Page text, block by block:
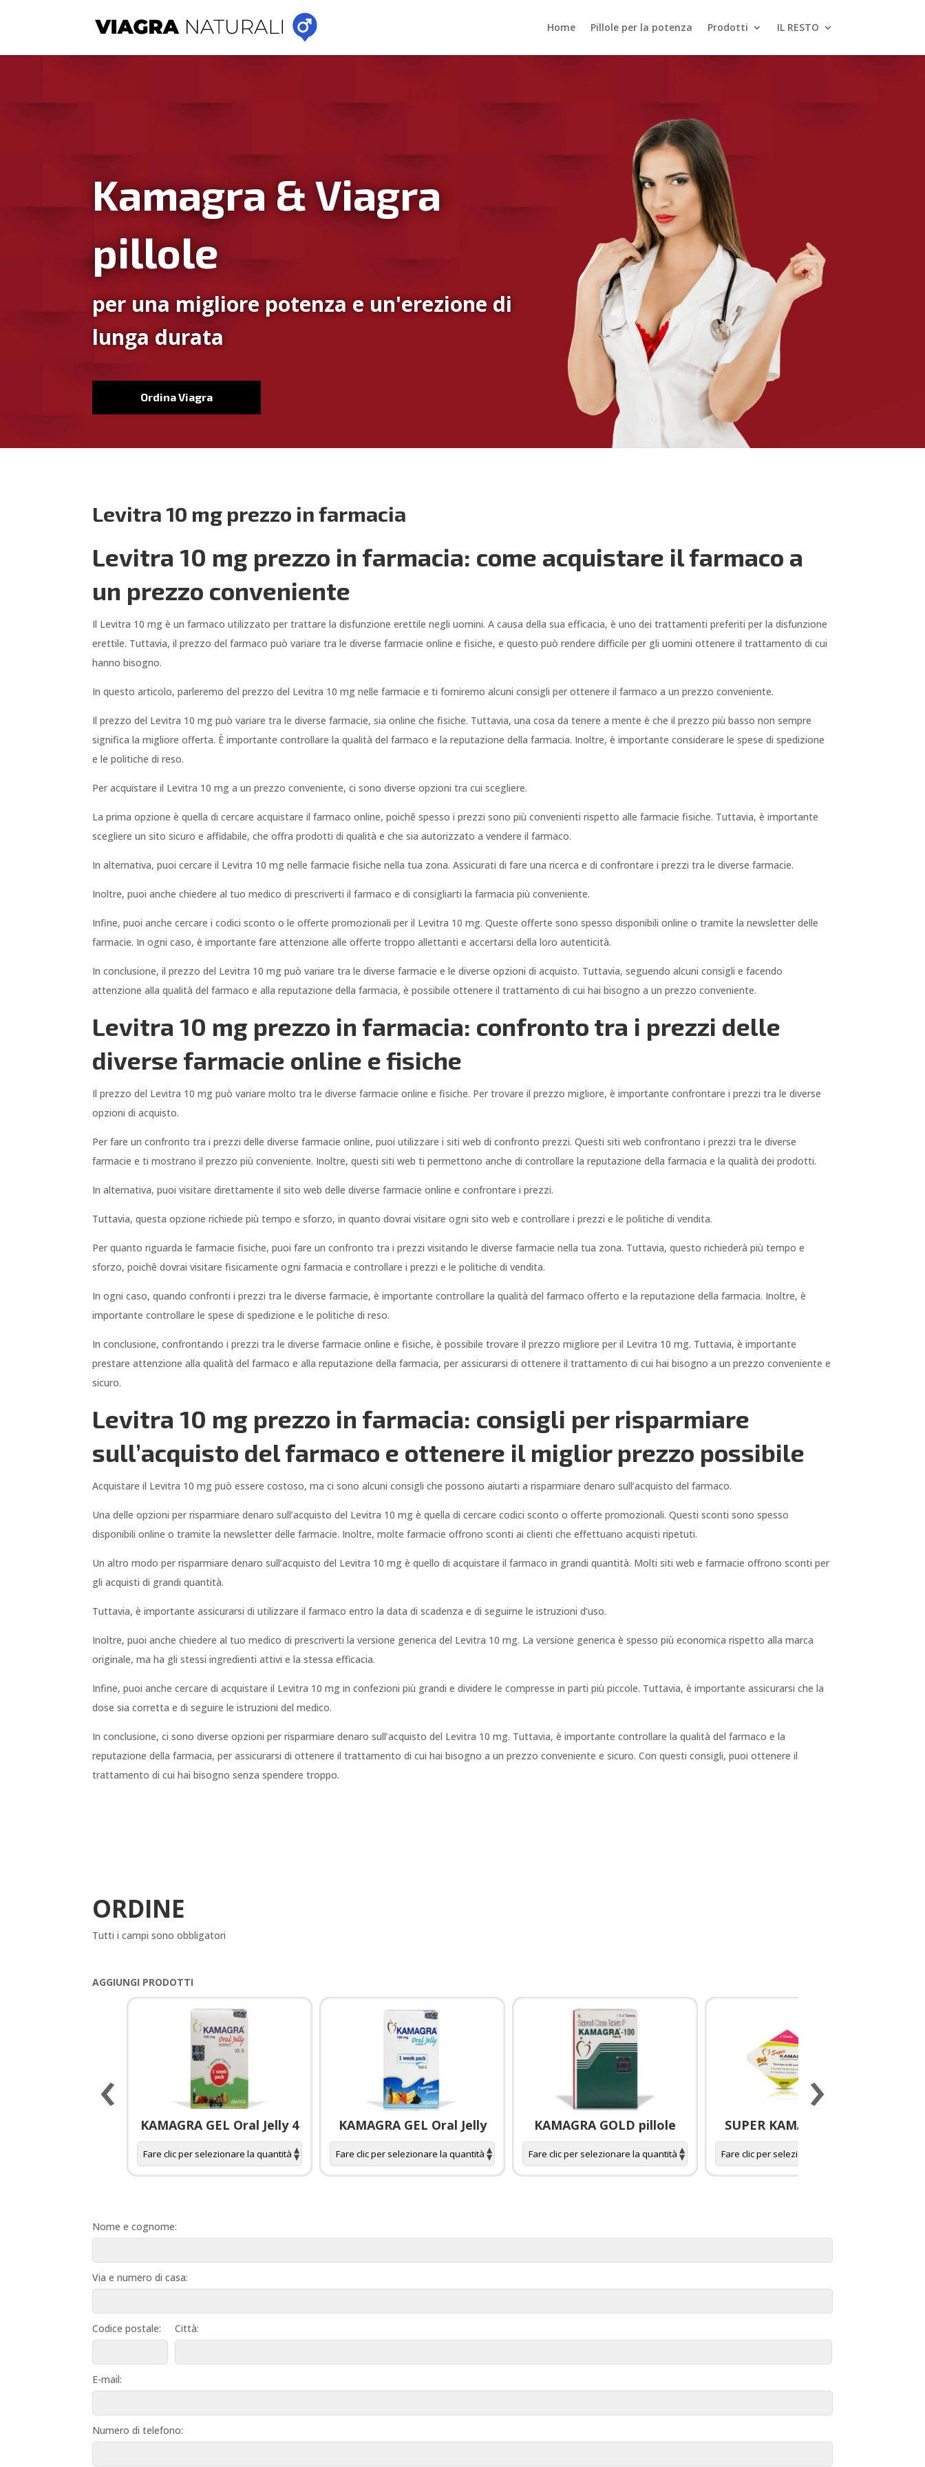
Home Pillole per la potenza Prodotti IL RESTO
Kamagra & Viagra
pillole
per una migliore potenza e un'erezione di
lunga durata
Ordina Viagra
Levitra 10 mg prezzo in farmacia
Levitra 10 mg prezzo in farmacia: come acquistare il farmaco a
un prezzo conveniente
Il Levitra 10 mg è un farmaco utilizzato per trattare la disfunzione erettile negli uomini. A causa della sua efficacia, è uno dei trattamenti preferiti per la disfunzione
erettile. Tuttavia, il prezzo del farmaco può variare tra le diverse farmacie online e fisiche, e questo può rendere difficile per gli uomini ottenere il trattamento di cui
hanno bisogno.
In questo articolo, parleremo del prezzo del Levitra 10 mg nelle farmacie e ti forniremo alcuni consigli per ottenere il farmaco a un prezzo conveniente.
Il prezzo del Levitra 10 mg può variare tra le diverse farmacie, sia online che fisiche. Tuttavia, una cosa da tenere a mente è che il prezzo più basso non sempre
significa la migliore offerta. È importante controllare la qualità del farmaco e la reputazione della farmacia. Inoltre, è importante considerare le spese di spedizione
e le politiche di reso.
Per acquistare il Levitra 10 mg a un prezzo conveniente, ci sono diverse opzioni tra cui scegliere.
La prima opzione è quella di cercare acquistare il farmaco online, poichê spesso i prezzi sono più convenienti rispetto alle farmacie fisiche. Tuttavia, è importante
scegliere un sito sicuro e affidabile, che offra prodotti di qualità e che sia autorizzato a vendere il farmaco.
In alternativa, puoi cercare il Levitra 10 mg nelle farmacie fisiche nella tua zona. Assicurati di fare una ricerca e di confrontare i prezzi tra le diverse farmacie.
Inoltre, puoi anche chiedere al tuo medico di prescriverti il farmaco e di consigliarti la farmacia più conveniente.
Infine, puoi anche cercare i codici sconto o le offerte promozionali per il Levitra 10 mg. Queste offerte sono spesso disponibili online o tramite la newsletter delle
farmacie. In ogni caso, è importante fare attenzione alle offerte troppo allettanti e accertarsi della loro autenticità.
In conclusione, il prezzo del Levitra 10 mg può variare tra le diverse farmacie e le diverse opzioni di acquisto. Tuttavia, seguendo alcuni consigli e facendo
attenzione alla qualità del farmaco e alla reputazione della farmacia, è possibile ottenere il trattamento di cui hai bisogno a un prezzo conveniente.
Levitra 10 mg prezzo in farmacia: confronto tra i prezzi delle
diverse farmacie online e fisiche
Il prezzo del Levitra 10 mg può variare molto tra le diverse farmacie online e fisiche. Per trovare il prezzo migliore, è importante confrontare i prezzi tra le diverse
opzioni di acquisto.
Per fare un confronto tra i prezzi delle diverse farmacie online, puoi utilizzare i siti web di confronto prezzi. Questi siti web confrontano i prezzi tra le diverse
farmacie e ti mostrano il prezzo più conveniente. Inoltre, questi siti web ti permettono anche di controllare la reputazione della farmacia e la qualità dei prodotti.
In alternativa, puoi visitare direttamente il sito web delle diverse farmacie online e confrontare i prezzi.
Tuttavia, questa opzione richiede più tempo e sforzo, in quanto dovrai visitare ogni sito web e controllare i prezzi e le politiche di vendita.
Per quanto riguarda le farmacie fisiche, puoi fare un confronto tra i prezzi visitando le diverse farmacie nella tua zona. Tuttavia, questo richiederà più tempo e
sforzo, poichê dovrai visitare fisicamente ogni farmacia e controllare i prezzi e le politiche di vendita.
In ogni caso, quando confronti i prezzi tra le diverse farmacie, è importante controllare la qualità del farmaco offerto e la reputazione della farmacia. Inoltre, è
importante controllare le spese di spedizione e le politiche di reso.
In conclusione, confrontando i prezzi tra le diverse farmacie online e fisiche, è possibile trovare il prezzo migliore per il Levitra 10 mg. Tuttavia, è importante
prestare attenzione alla qualità del farmaco e alla reputazione della farmacia, per assicurarsi di ottenere il trattamento di cui hai bisogno a un prezzo conveniente e
sicuro.
Levitra 10 mg prezzo in farmacia: consigli per risparmiare
sull’acquisto del farmaco e ottenere il miglior prezzo possibile
Acquistare il Levitra 10 mg può essere costoso, ma ci sono alcuni consigli che possono aiutarti a risparmiare denaro sull’acquisto del farmaco.
Una delle opzioni per risparmiare denaro sull’acquisto del Levitra 10 mg è quella di cercare codici sconto o offerte promozionali. Questi sconti sono spesso
disponibili online o tramite la newsletter delle farmacie. Inoltre, molte farmacie offrono sconti ai clienti che effettuano acquisti ripetuti.
Un altro modo per risparmiare denaro sull’acquisto del Levitra 10 mg è quello di acquistare il farmaco in grandi quantità. Molti siti web e farmacie offrono sconti per
gli acquisti di grandi quantità.
Tuttavia, è importante assicurarsi di utilizzare il farmaco entro la data di scadenza e di seguirne le istruzioni d’uso.
Inoltre, puoi anche chiedere al tuo medico di prescriverti la versione generica del Levitra 10 mg. La versione generica è spesso più economica rispetto alla marca
originale, ma ha gli stessi ingredienti attivi e la stessa efficacia.
Infine, puoi anche cercare di acquistare il Levitra 10 mg in confezioni più grandi e dividere le compresse in parti più piccole. Tuttavia, è importante assicurarsi che la
dose sia corretta e di seguire le istruzioni del medico.
In conclusione, ci sono diverse opzioni per risparmiare denaro sull’acquisto del Levitra 10 mg. Tuttavia, è importante controllare la qualità del farmaco e la
reputazione della farmacia, per assicurarsi di ottenere il trattamento di cui hai bisogno a un prezzo conveniente e sicuro. Con questi consigli, puoi ottenere il
trattamento di cui hai bisogno senza spendere troppo.
ORDINE
Tutti i campi sono obbligatori
AGGIUNGI PRODOTTI
KAMAGRA GEL Oral Jelly 4 KAMAGRA GEL Oral Jelly KAMAGRA GOLD pillole SUPER KAMAGRA pillole
‹ ›
Nome e cognome:
Via e numero di casa:
Codice postale: Città:
E-mail:
Numero di telefono: